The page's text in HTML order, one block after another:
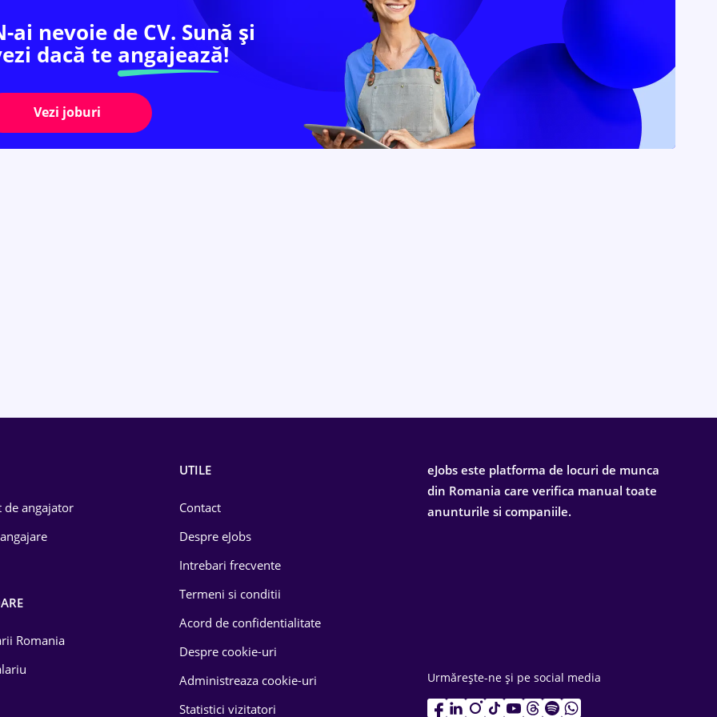
ai nevoie de CV. Sună și
dacă te angajează!
Vezi joburi
de angajator
Romania
UTILE
Contact
Despre eJobs
Intrebari frecvente
Termeni si conditii
Acord de confidentialitate
Despre cookie-uri
Administreaza cookie-uri
Statistici vizitatori
eJobs este platforma de locuri de munca
din Romania care verifica manual toate
anunturile si companiile.
Urmărește-ne și pe social media